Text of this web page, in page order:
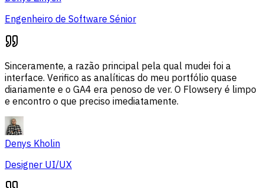
Engenheiro de Software Sénior
Sinceramente, a razão principal pela qual mudei foi a
interface. Verifico as analíticas do meu portfólio quase
diariamente e o GA4 era penoso de ver. O Flowsery é limpo
e encontro o que preciso imediatamente.
Denys Kholin
Designer UI/UX